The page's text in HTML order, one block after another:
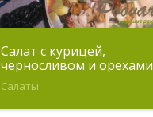
Салат с курицей,
черносливом и орехами
Салаты